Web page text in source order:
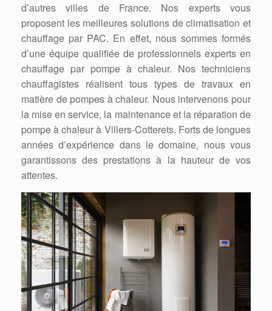
d’autres villes de France. Nos experts vous
proposent les meilleures solutions de climatisation et
chauffage par PAC. En effet, nous sommes formés
d’une équipe qualifiée de professionnels experts en
chauffage par pompe à chaleur. Nos techniciens
chauffagistes réalisent tous types de travaux en
matière de pompes à chaleur. Nous intervenons pour
la mise en service, la maintenance et la réparation de
pompe à chaleur à Villers-Cotterets. Forts de longues
années d’expérience dans le domaine, nous vous
garantissons des prestations à la hauteur de vos
attentes.